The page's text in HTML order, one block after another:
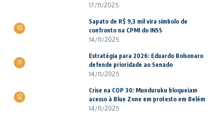
17/11/2025
10
Sapato de R$ 9,3 mil vira símbolo de
confronto na CPMI do INSS
14/11/2025
11
Estratégia para 2026: Eduardo Bolsonaro
defende prioridade ao Senado
14/11/2025
12
Crise na COP 30: Munduruku bloqueiam
acesso à Blue Zone em protesto em Belém
14/11/2025